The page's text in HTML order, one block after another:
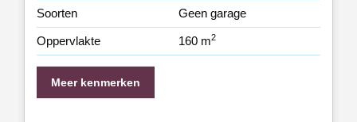
Soorten Geen garage
Oppervlakte 160 m2
Meer kenmerken